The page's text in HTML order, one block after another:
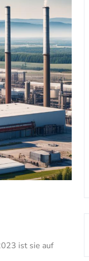
ist sie auf